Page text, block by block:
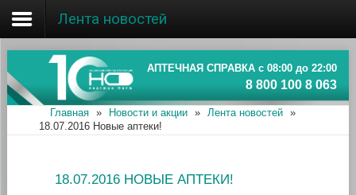
Главная
Об ассоциации
Наши аптеки
Информация
Лента новостей
АПТЕЧНАЯ СПРАВКА с 08:00 до 22:00
8 800 100 8 063
Главная » Новости и акции » Лента новостей
»
18.07.2016 Новые аптеки!
18.07.2016 НОВЫЕ АПТЕКИ!